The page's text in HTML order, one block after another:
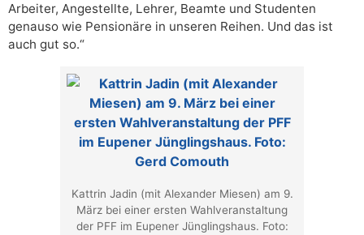
Arbeiter, Angestellte, Lehrer, Beamte und Studenten
genauso wie Pensionäre in unseren Reihen. Und das ist
auch gut so.“
Kattrin Jadin (mit Alexander Miesen) am 9.
März bei einer ersten Wahlveranstaltung
der PFF im Eupener Jünglingshaus. Foto: